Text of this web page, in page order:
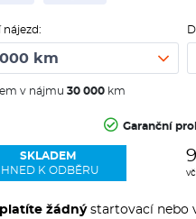
nájezd:
v nájmu 30 000 km
Garanční
SKLADEM
IHNED K ODBĚRU
žádnýstartovací nebo